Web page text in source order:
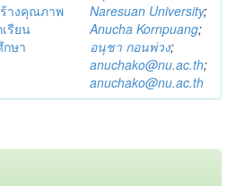
างคุณภาพ
รียน
ษา
Naresuan University;
Anucha Kornpuang;
อนุชา กอนพ่วง;
anuchako@nu.ac.th;
anuchako@nu.ac.th